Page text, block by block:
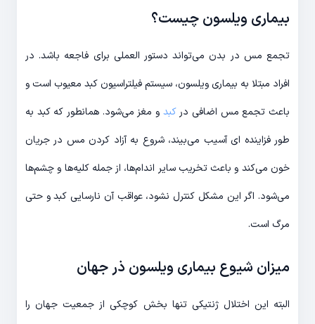
بیماری ویلسون چیست؟
تجمع مس در بدن می‌تواند دستور العملی برای فاجعه باشد. در
افراد مبتلا به بیماری ویلسون، سیستم فیلتراسیون کبد معیوب است و
باعث تجمع مس اضافی درکبد و مغز می‌شود. همانطور که کبد به
طور فزاینده ای آسیب می‌بیند، شروع به آزاد کردن مس در جریان
خون می‌کند و باعث تخریب سایر اندام‌ها، از جمله کلیه‌ها و چشم‌ها
می‌شود. اگر این مشکل کنترل نشود، عواقب آن نارسایی کبد و حتی
مرگ است.
میزان شیوع بیماری ویلسون ذر جهان
البته این اختلال ژنتیکی تنها بخش کوچکی از جمعیت جهان را